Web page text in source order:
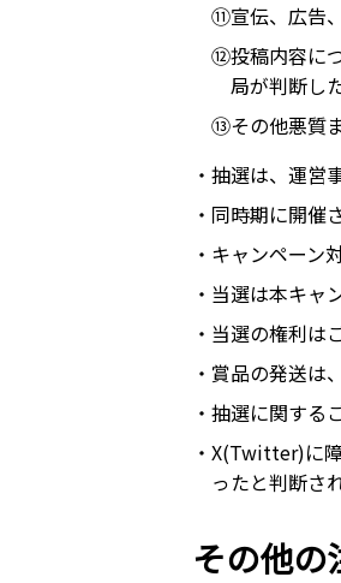
⑪宣伝、広告
⑫投稿内容に
局が判断し
⑬その他悪質
・抽選は、運営
・同時期に開催
・キャンペーン
・当選は本キャ
・当選の権利は
・賞品の発送は
・抽選に関する
・X(Twitter)に
ったと判断さ
その他の